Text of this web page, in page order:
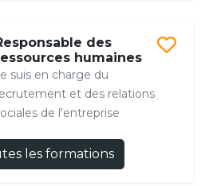
des
humaines
suis en charge du
et des relations
de l'entreprise
les formations